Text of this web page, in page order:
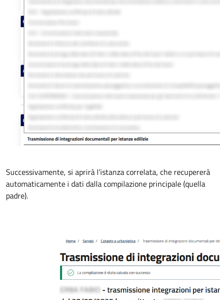
Successivamente, si aprirà l’istanza correlata, che recupererà
automaticamente i dati dalla compilazione principale (quella
padre).